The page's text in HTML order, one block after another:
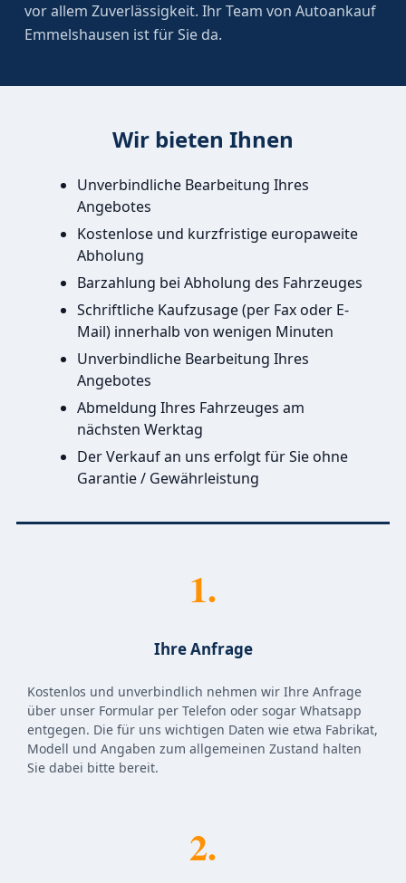
vor allem Zuverlässigkeit. Ihr Team von Autoankauf
Emmelshausen ist für Sie da.
Wir bieten Ihnen
Unverbindliche Bearbeitung Ihres
Angebotes
Kostenlose und kurzfristige europaweite
Abholung
Barzahlung bei Abholung des Fahrzeuges
Schriftliche Kaufzusage (per Fax oder E-
Mail) innerhalb von wenigen Minuten
Unverbindliche Bearbeitung Ihres
Angebotes
Abmeldung Ihres Fahrzeuges am
nächsten Werktag
Der Verkauf an uns erfolgt für Sie ohne
Garantie / Gewährleistung
1.
Ihre Anfrage
Kostenlos und unverbindlich nehmen wir Ihre Anfrage
über unser Formular per Telefon oder sogar Whatsapp
entgegen. Die für uns wichtigen Daten wie etwa Fabrikat,
Modell und Angaben zum allgemeinen Zustand halten
Sie dabei bitte bereit.
2.